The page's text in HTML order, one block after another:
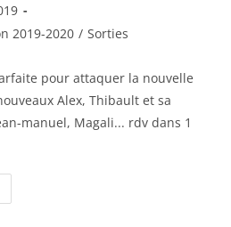
2019-2020 / Sorties
pour attaquer la nouvelle
Alex, Thibault et sa
manuel, Magali... rdv dans 1